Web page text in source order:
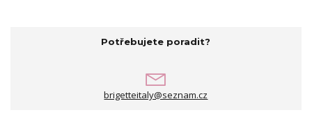
Potřebujete poradit?
brigetteitaly@seznam.cz